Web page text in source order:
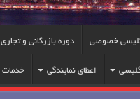
خصوصی دوره بازرگانی و تجاری
اعطای نمایندگی خدمات